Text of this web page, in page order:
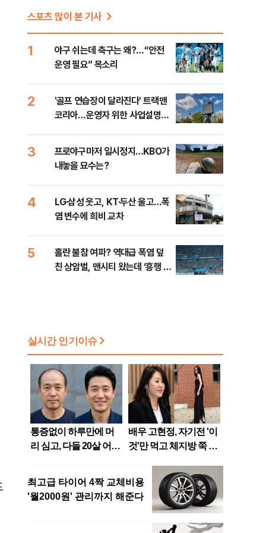
스포츠 많이 본 기사
1
야구 쉬는데 축구는 왜?…“안전
운영 필요” 목소리
2
'골프 연습장이 달라진다' 트랙맨
코리아…운영자 위한 사업설명회
3
프로야구마저 일시정지…KBO가
내놓을 묘수는?
4
LG·삼성 웃고, KT·두산 울고…폭
염 변수에 희비 교차
5
홀란 불참 여파? 역대급 폭염 덮
친 상암벌, 맨시티 왔는데 ‘흥행 저